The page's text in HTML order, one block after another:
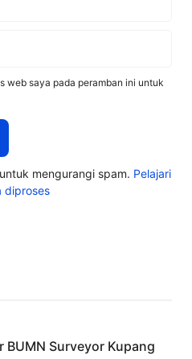
web saya pada peramban ini untuk
mengurangi spam. Pelajari
diproses
Surveyor Kupang